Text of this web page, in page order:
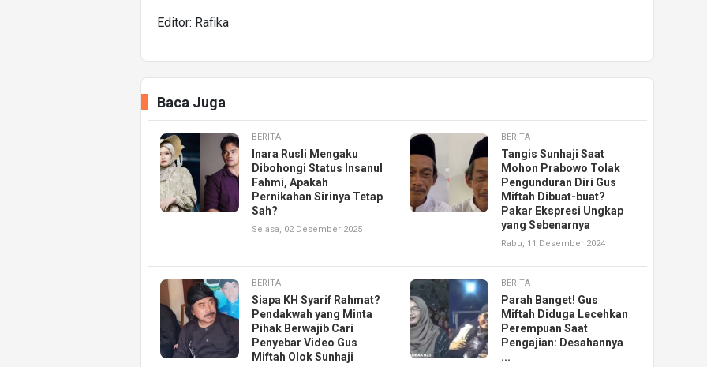
Editor: Rafika
Baca Juga
BERITA
Inara Rusli Mengaku
Dibohongi Status Insanul
Fahmi, Apakah
Pernikahan Sirinya Tetap
Sah?
Selasa, 02 Desember 2025
BERITA
Tangis Sunhaji Saat
Mohon Prabowo Tolak
Pengunduran Diri Gus
Miftah Dibuat-buat?
Pakar Ekspresi Ungkap
yang Sebenarnya
Rabu, 11 Desember 2024
BERITA
Siapa KH Syarif Rahmat?
Pendakwah yang Minta
Pihak Berwajib Cari
Penyebar Video Gus
Miftah Olok Sunhaji
BERITA
Parah Banget! Gus
Miftah Diduga Lecehkan
Perempuan Saat
Pengajian: Desahannya
...